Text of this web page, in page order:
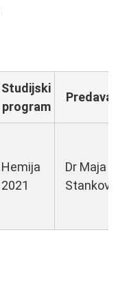
Studijski
program
Predavač
Hemija
2021
Dr Maja
Stanković